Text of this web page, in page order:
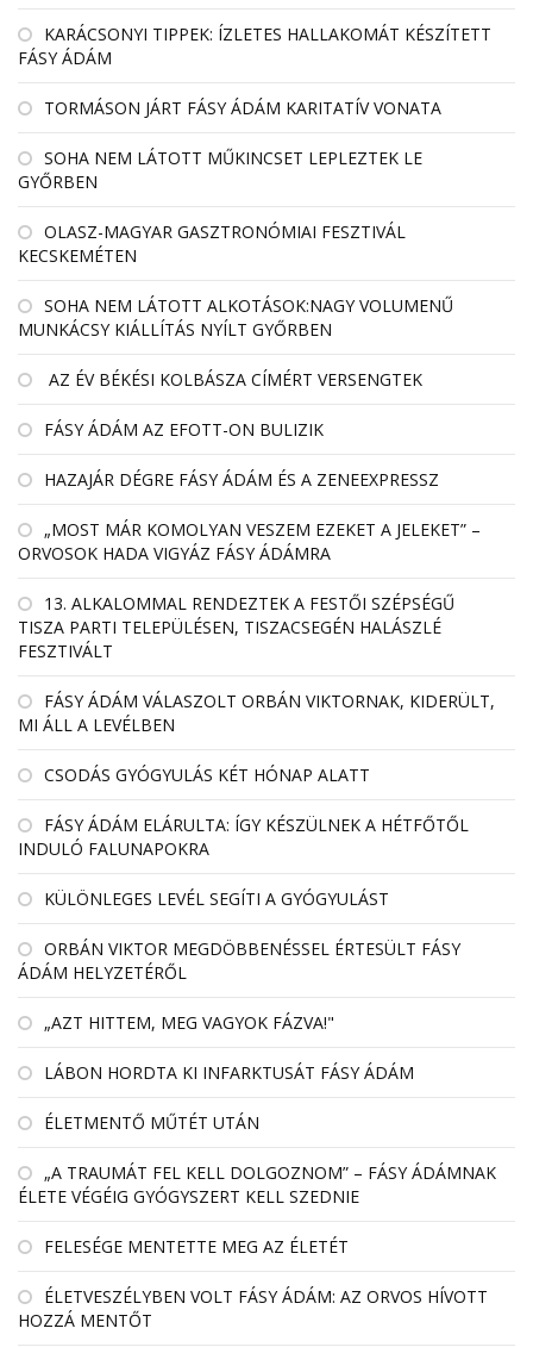
KARÁCSONYI TIPPEK: ÍZLETES HALLAKOMÁT KÉSZÍTETT
FÁSY ÁDÁM
TORMÁSON JÁRT FÁSY ÁDÁM KARITATÍV VONATA
SOHA NEM LÁTOTT MŰKINCSET LEPLEZTEK LE
GYŐRBEN
OLASZ-MAGYAR GASZTRONÓMIAI FESZTIVÁL
KECSKEMÉTEN
SOHA NEM LÁTOTT ALKOTÁSOK:NAGY VOLUMENŰ
MUNKÁCSY KIÁLLÍTÁS NYÍLT GYŐRBEN
AZ ÉV BÉKÉSI KOLBÁSZA CÍMÉRT VERSENGTEK
FÁSY ÁDÁM AZ EFOTT-ON BULIZIK
HAZAJÁR DÉGRE FÁSY ÁDÁM ÉS A ZENEEXPRESSZ
„MOST MÁR KOMOLYAN VESZEM EZEKET A JELEKET” –
ORVOSOK HADA VIGYÁZ FÁSY ÁDÁMRA
13. ALKALOMMAL RENDEZTEK A FESTŐI SZÉPSÉGŰ
TISZA PARTI TELEPÜLÉSEN, TISZACSEGÉN HALÁSZLÉ
FESZTIVÁLT
FÁSY ÁDÁM VÁLASZOLT ORBÁN VIKTORNAK, KIDERÜLT,
MI ÁLL A LEVÉLBEN
CSODÁS GYÓGYULÁS KÉT HÓNAP ALATT
FÁSY ÁDÁM ELÁRULTA: ÍGY KÉSZÜLNEK A HÉTFŐTŐL
INDULÓ FALUNAPOKRA
KÜLÖNLEGES LEVÉL SEGÍTI A GYÓGYULÁST
ORBÁN VIKTOR MEGDÖBBENÉSSEL ÉRTESÜLT FÁSY
ÁDÁM HELYZETÉRŐL
„AZT HITTEM, MEG VAGYOK FÁZVA!"
LÁBON HORDTA KI INFARKTUSÁT FÁSY ÁDÁM
ÉLETMENTŐ MŰTÉT UTÁN
„A TRAUMÁT FEL KELL DOLGOZNOM” – FÁSY ÁDÁMNAK
ÉLETE VÉGÉIG GYÓGYSZERT KELL SZEDNIE
FELESÉGE MENTETTE MEG AZ ÉLETÉT
ÉLETVESZÉLYBEN VOLT FÁSY ÁDÁM: AZ ORVOS HÍVOTT
HOZZÁ MENTŐT